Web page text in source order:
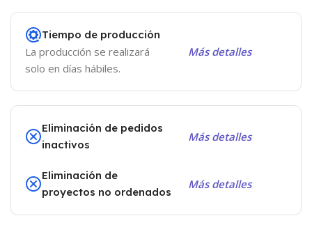
Tiempo de producción
La producción se realizará
solo en días hábiles.
Más detalles
Eliminación de pedidos
inactivos
Más detalles
Eliminación de
proyectos no ordenados
Más detalles